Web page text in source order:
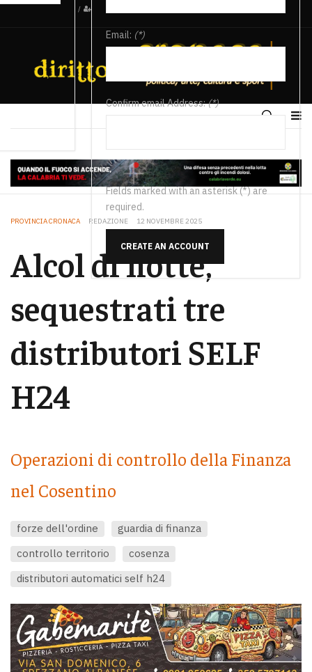
/
Email: (*)
Confirm email Address:(*)
Fields marked with an asterisk (*) are
required.
CREATE AN ACCOUNT
PROVINCIA CRONACA REDAZIONE 12 NOVEMBRE 2025
Alcol di notte,
sequestrati tre
distributori SELF
H24
Operazioni di controllo della Finanza
nel Cosentino
forze dell'ordine
guardia di finanza
controllo territorio
cosenza
distributori automatici self h24